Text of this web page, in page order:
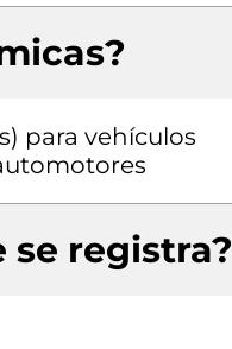
para vehículos
se registra?